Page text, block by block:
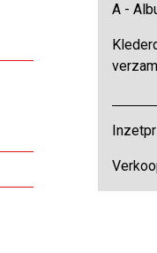
A -